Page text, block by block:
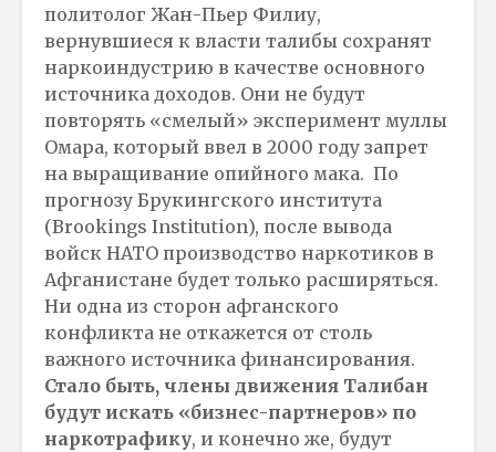
политолог Жан-Пьер Филиу,
вернувшиеся к власти талибы сохранят
наркоиндустрию в качестве основного
источника доходов. Они не будут
повторять «смелый» эксперимент муллы
Омара, который ввел в 2000 году запрет
на выращивание опийного мака. По
прогнозу Брукингского института
(Brookings Institution), после вывода
войск НАТО производство наркотиков в
Афганистане будет только расширяться.
Ни одна из сторон афганского
конфликта не откажется от столь
важного источника финансирования.
Стало быть, члены движения Талибан
будут искать «бизнес-партнеров» по
наркотрафику, и конечно же, будут